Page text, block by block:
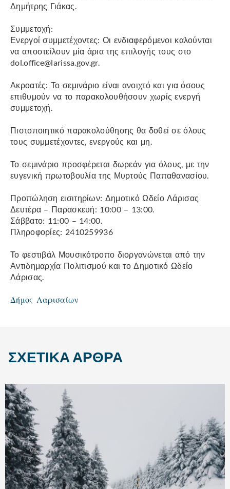
Δημήτρης Γιάκας.
Συμμετοχή:
Ενεργοί συμμετέχοντες: Οι ενδιαφερόμενοι καλούνται
να αποστείλουν μία άρια της επιλογής τους στο
dol.office@larissa.gov.gr.
Ακροατές: Το σεμινάριο είναι ανοιχτό και για όσους
επιθυμούν να το παρακολουθήσουν χωρίς ενεργή
συμμετοχή.
Πιστοποιητικό παρακολούθησης θα δοθεί σε όλους
τους συμμετέχοντες, ενεργούς και μη.
Το σεμινάριο προσφέρεται δωρεάν για όλους, με την
ευγενική πρωτοβουλία της Μυρτούς Παπαθανασίου.
Προπώληση εισιτηρίων: Δημοτικό Ωδείο Λάρισας
Δευτέρα – Παρασκευή: 10:00 – 13:00.
Σάββατο: 11:00 – 14:00.
Πληροφορίες: 2410259936
Το φεστιβάλ Μουσικότροπο διοργανώνεται από την
Αντιδημαρχία Πολιτισμού και το Δημοτικό Ωδείο
Λάρισας.
Δήμος Λαρισαίων
ΣΧΕΤΙΚΆ ΆΡΘΡΑ